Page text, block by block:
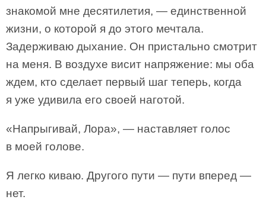
знакомой мне десятилетия, — единственной
жизни, о которой я до этого мечтала.
Задерживаю дыхание. Он пристально смотрит
на меня. В воздухе висит напряжение: мы оба
ждем, кто сделает первый шаг теперь, когда
я уже удивила его своей наготой.
«Напрыгивай, Лора», — наставляет голос
в моей голове.
Я легко киваю. Другого пути — пути вперед —
нет.